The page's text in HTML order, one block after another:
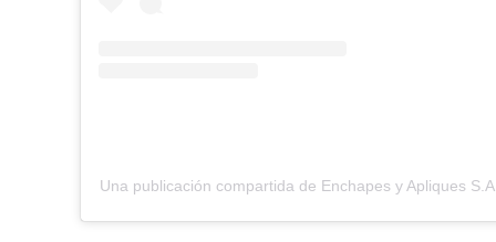
Una publicación compartida de Enchapes y Apliques